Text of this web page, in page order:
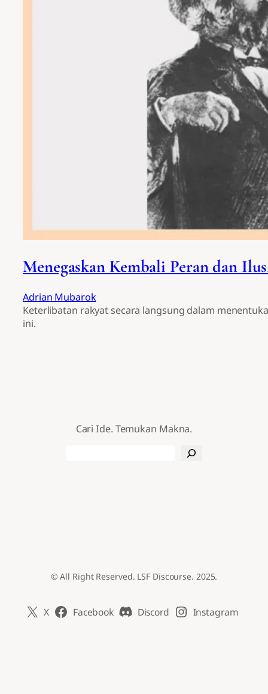
Menegaskan Kembali Peran dan
Adrian Mubarok
Keterlibatan rakyat secara langsung dalam
ini.
Cari Ide. Temukan Makna.
© All Right Reserved. LSF Discourse. 2025.
X Facebook Discord Instagram